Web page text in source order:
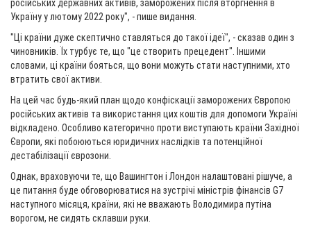
російських державних активів, заморожених після вторгнення в
Україну у лютому 2022 року", - пише видання.
"Ці країни дуже скептично ставляться до такої ідеї", - сказав один з
чиновників. Їх турбує те, що "це створить прецедент". Іншими
словами, ці країни бояться, що вони можуть стати наступними, хто
втратить свої активи.
На цей час будь-який план щодо конфіскації заморожених Європою
російських активів та використання цих коштів для допомоги Україні
відкладено. Особливо категорично проти виступають країни Західної
Європи, які побоюються юридичних наслідків та потенційної
дестабілізації єврозони.
Однак, враховуючи те, що Вашингтон і Лондон налаштовані рішуче, а
це питання буде обговорюватися на зустрічі міністрів фінансів G7
наступного місяця, країни, які не вважають Володимира путіна
ворогом, не сидять склавши руки.